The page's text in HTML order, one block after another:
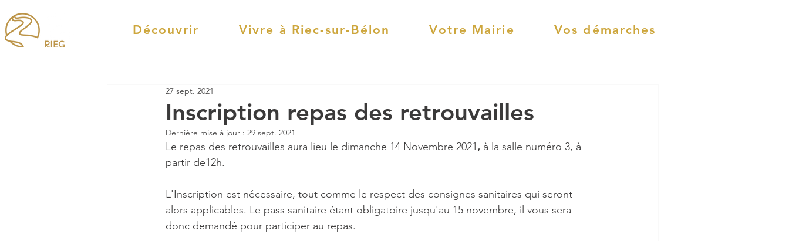
Découvrir Vivre à Riec-sur-Bélon Votre Mairie Vos démarches
Inscription repas des retrouvailles
27 sept. 2021
Dernière mise à jour : 29 sept. 2021
Le repas des retrouvailles aura lieu le dimanche 14 Novembre 2021, à la salle numéro 3, à
partir de12h.
L'Inscription est nécessaire, tout comme le respect des consignes sanitaires qui seront
alors applicables. Le pass sanitaire étant obligatoire jusqu'au 15 novembre, il vous sera
donc demandé pour participer au repas.